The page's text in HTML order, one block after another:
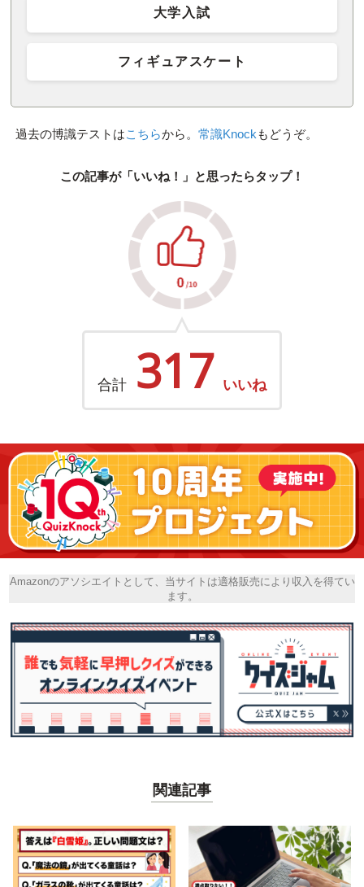
大学入試
フィギュアスケート
過去の博識テストはこちらから。 常識Knockもどうぞ。
この記事が「いいね！」と思ったらタップ！
合計 317 いいね
Amazonのアソシエイトとして、当サイトは適格販売により収入を得てい
ます。
関連記事